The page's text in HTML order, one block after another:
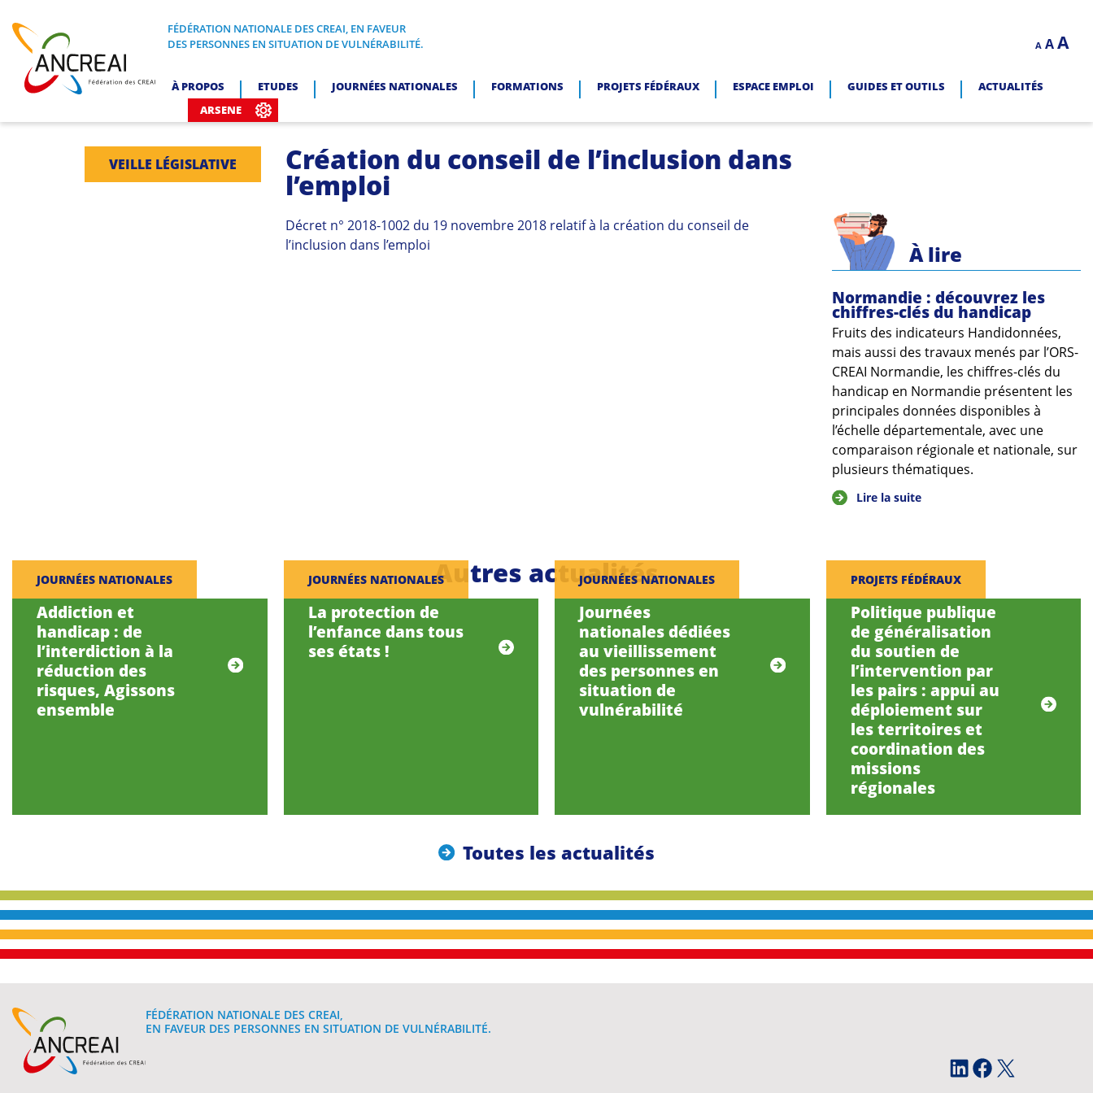
content
ANCREAI
FÉDÉRATION NATIONALE DES CREAI, EN FAVEUR DES PERSONNES EN SITUATION DE VULNÉRABILITÉ.
FÉDÉRATION NATIONALE DES CREAI, EN FAVEUR
DES PERSONNES EN SITUATION DE VULNÉRABILITÉ.
A
Decrease
font
A Reset
A
À PROPOS ETUDES JOURNÉES NATIONALES FORMATIONS PROJETS FÉDÉRAUX ESPACE EMPLOI GUIDES ET OUTILS
ACTUALITÉS
ARSENE
VEILLE LÉGISLATIVE Création du conseil de l’inclusion dans
l’emploi
Décret n° 2018-1002 du 19 novembre 2018 relatif à la création du conseil de
l’inclusion dans l’emploi
À lire
Normandie : découvrez les
chiffres-clés du handicap
Fruits des indicateurs Handidonnées,
mais aussi des travaux menés par l’ORS-
CREAI Normandie, les chiffres-clés du
handicap en Normandie présentent les
principales données disponibles à
l’échelle départementale, avec une
comparaison régionale et nationale, sur
plusieurs thématiques.
Lire la suite
Autres actualités
JOURNÉES NATIONALES
Addiction et
handicap : de
l’interdiction à la
réduction des
risques, Agissons
ensemble
JOURNÉES NATIONALES
La protection de
l’enfance dans tous
ses états !
JOURNÉES NATIONALES
Journées
nationales dédiées
au vieillissement
des personnes en
situation de
vulnérabilité
PROJETS FÉDÉRAUX
Politique publique
de généralisation
du soutien de
l’intervention par
les pairs : appui au
déploiement sur
les territoires et
coordination des
missions
régionales
Toutes les actualités
FÉDÉRATION NATIONALE DES CREAI,
EN FAVEUR DES PERSONNES EN SITUATION DE VULNÉRABILITÉ.
LinkedIn Facebook X